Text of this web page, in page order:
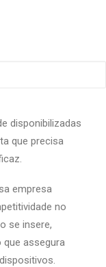
disponibilizadas
que precisa
empresa
no
se insere,
assegura